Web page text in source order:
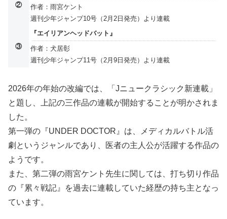
②
作者：雨宮ケント
週刊少年ジャンプ10号（2月2日発売）より連載
③
『エイリアンヘッドバット』
作者：犬居彰
週刊少年ジャンプ11号（2月9日発売）より連載
2026年の年始の改編では、「Jニュークラシック新連載」
と題し、上記の三作品の連載が開始することが明かされま
した。
第一弾の『UNDER DOCTOR』は、メディカルバトル活
劇というジャンルであり、医者の主人公が活躍する作品の
ようです。
また、第二弾の雨宮ケント先生に関しては、打ち切り作品
の『累々戦記』を過去に連載していた経歴の持ち主となっ
ています。